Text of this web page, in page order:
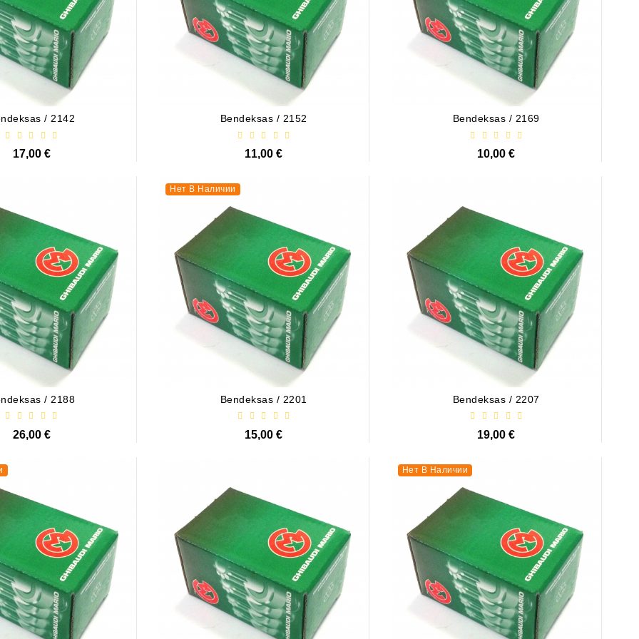
/ 2142
17,00 €
Bendeksas / 2152
11,00 €
Bendeksas / 2169
10,00 €
/ 2188
26,00 €
Нет В Наличии
Bendeksas / 2201
15,00 €
Bendeksas / 2207
19,00 €
Нет В Наличии